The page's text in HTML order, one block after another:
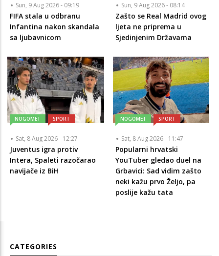
Sun, 9 Aug 2026 - 09:19
FIFA stala u odbranu
Infantina nakon skandala
sa ljubavnicom
Sun, 9 Aug 2026 - 08:14
Zašto se Real Madrid ovog
ljeta ne priprema u
Sjedinjenim Državama
NOGOMET SPORT
Sat, 8 Aug 2026 - 12:27
Juventus igra protiv
Intera, Spaleti razočarao
navijače iz BiH
NOGOMET SPORT
Sat, 8 Aug 2026 - 11:47
Popularni hrvatski
YouTuber gledao duel na
Grbavici: Sad vidim zašto
neki kažu prvo Željo, pa
poslije kažu tata
CATEGORIES